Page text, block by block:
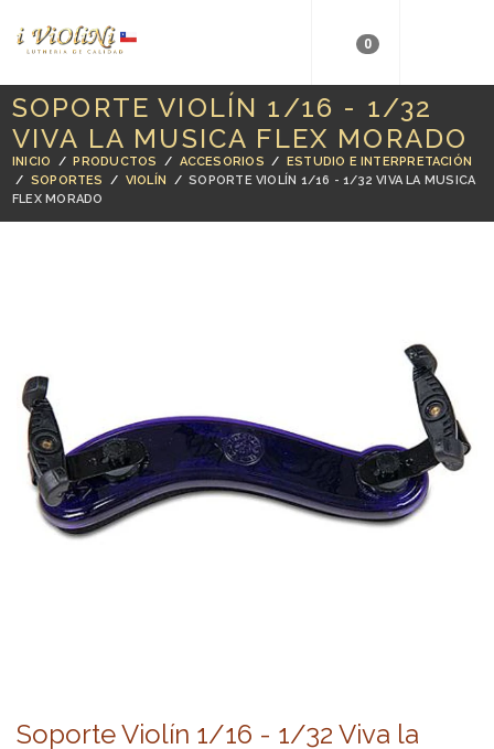
0
SOPORTE VIOLÍN 1/16 - 1/32
VIVA LA MUSICA FLEX MORADO
INICIO /PRODUCTOS / ACCESORIOS / ESTUDIO E INTERPRETACIÓN
/ SOPORTES / VIOLÍN /SOPORTE VIOLÍN 1/16 - 1/32 VIVA LA MUSICA
FLEX MORADO
Soporte Violín 1/16 - 1/32 Viva la